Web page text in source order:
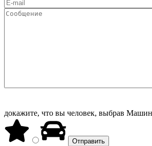
докажите, что вы человек, выбрав